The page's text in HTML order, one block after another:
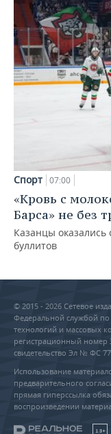
Спорт 07:00
«Кровь с
Барса» не без
Казанцы оказались
буллитов
© 2015 - 2026 Сетевое
Федеральной службой
технологий и массовых
регистрационный номер
свидетельство Эл № ФС
Использование
предварительного
прямая гиперссылка
воспроизведении
18+